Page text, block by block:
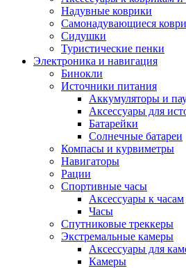
Надувные коврики
Самонадувающиеся
Сидушки
Туристические пенки
Электроника и навигация
Бинокли
Источники питания
Аккумуляторы и
Аксессуары для
Батарейки
Солнечные батареи
Компасы и курвиметры
Навигаторы
Рации
Спортивные часы
Аксессуары к часам
Часы
Спутниковые треккеры
Экстремальные камеры
Аксессуары для
Камеры